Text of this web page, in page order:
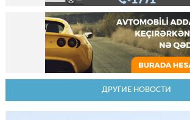
ДРУГИЕ НОВОСТИ